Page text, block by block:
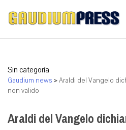
Sin categoría
Gaudium news >Araldi del Vangelo
non valido
Araldi del Vangelo